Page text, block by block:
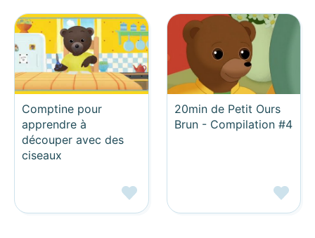
Comptine pour
apprendre à
découper avec des
ciseaux
20min de Petit Ours
Brun - Compilation #4